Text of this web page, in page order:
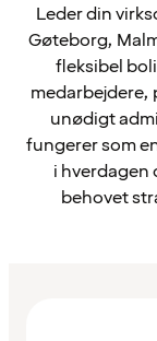
Leder din
Gøteborg,
fleksibel
medarbejdere,
unødigt
fungerer som
i hverdagen
behovet